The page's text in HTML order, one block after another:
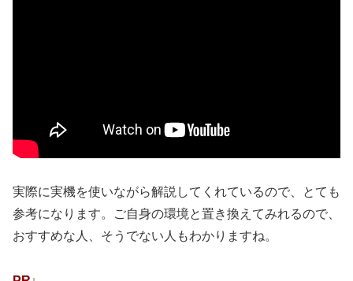
実際に実機を使いながら解説してくれているので、とても
参考になります。ご自身の環境と置き換えてみれるので、
おすすめな人、そうでない人もわかりますね。